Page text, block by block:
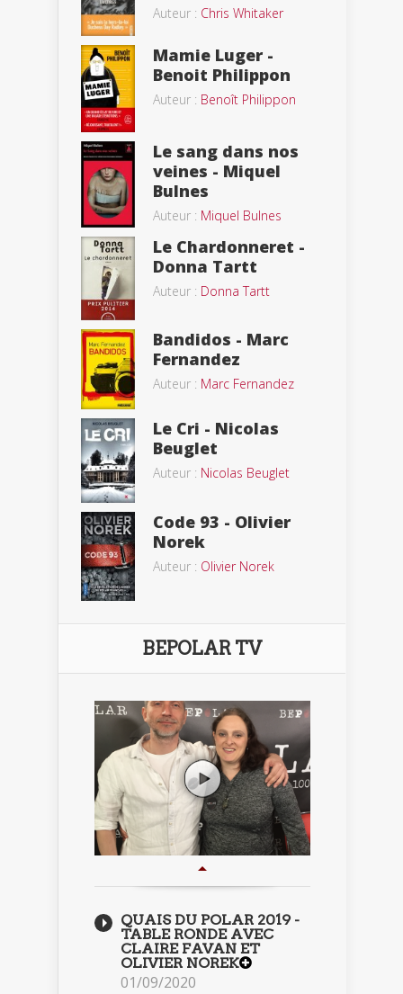
Auteur : Chris Whitaker
Mamie Luger -
Benoit Philippon
Auteur : Benoît Philippon
Le sang dans nos
veines - Miquel
Bulnes
Auteur : Miquel Bulnes
Le Chardonneret -
Donna Tartt
Auteur : Donna Tartt
Bandidos - Marc
Fernandez
Auteur : Marc Fernandez
Le Cri - Nicolas
Beuglet
Auteur : Nicolas Beuglet
Code 93 - Olivier
Norek
Auteur : Olivier Norek
BEPOLAR TV
QUAIS DU POLAR 2019 -
TABLE RONDE AVEC
CLAIRE FAVAN ET
OLIVIER NOREK
01/09/2020